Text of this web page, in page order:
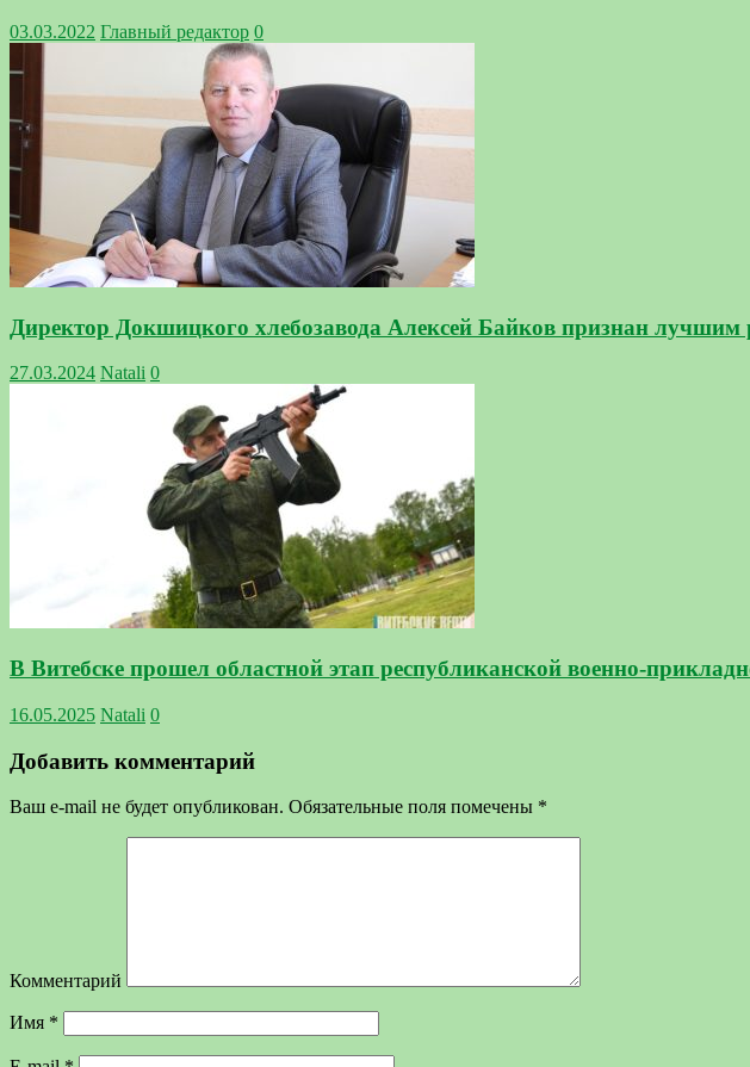
03.03.2022 Главный редактор 0
Директор Докшицкого хлебозавода Алексей Байков признан лучшим
27.03.2024 Natali 0
В Витебске прошел областной этап республиканской военно-
16.05.2025 Natali 0
Добавить комментарий
Ваш e-mail не будет опубликован. Обязательные поля помечены *
Комментарий
Имя *